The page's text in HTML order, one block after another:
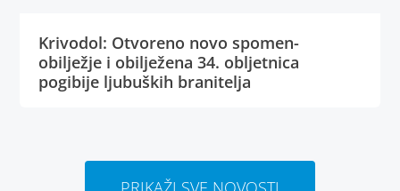
Krivodol: Otvoreno novo spomen-
obilježje i obilježena 34. obljetnica
pogibije ljubuških branitelja